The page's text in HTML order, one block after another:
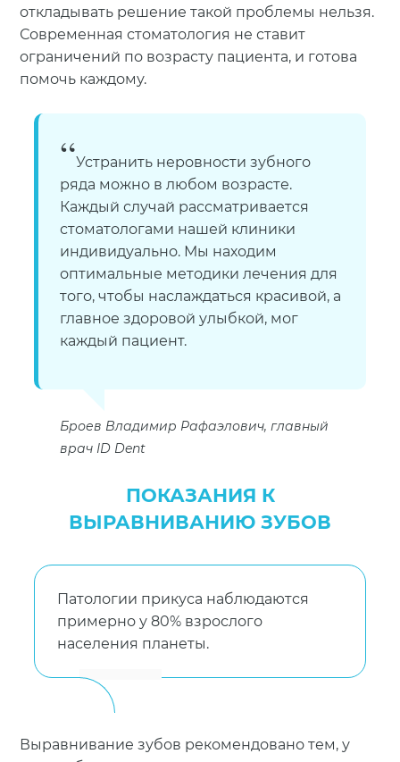
откладывать решение такой проблемы нельзя.
Современная стоматология не ставит
ограничений по возрасту пациента, и готова
помочь каждому.
Устранить неровности зубного
ряда можно в любом возрасте.
Каждый случай рассматривается
стоматологами нашей клиники
индивидуально. Мы находим
оптимальные методики лечения для
того, чтобы наслаждаться красивой, а
главное здоровой улыбкой, мог
каждый пациент.
Броев Владимир Рафаэлович, главный
врач ID Dent
ПОКАЗАНИЯ К
ВЫРАВНИВАНИЮ ЗУБОВ
Патологии прикуса наблюдаются
примерно у 80% взрослого
населения планеты.
Выравнивание зубов рекомендовано тем, у